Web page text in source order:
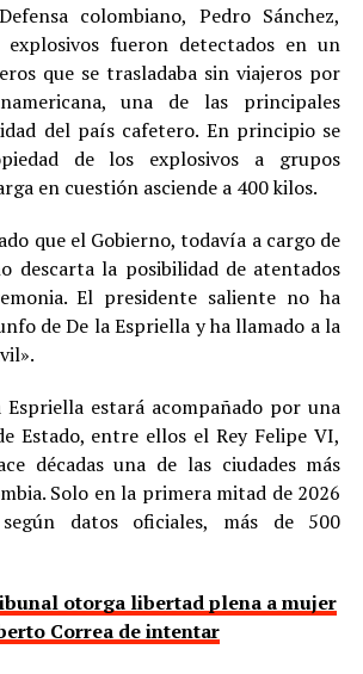
colombiano, Pedro Sánchez,
fueron detectados en un
que se trasladaba sin viajeros por
una de las principales
del país cafetero. En principio se
de los explosivos a grupos
en cuestión asciende a 400 kilos.
que el Gobierno, todavía a cargo de
descarta la posibilidad de atentados
El presidente saliente no ha
de De la Espriella y ha llamado a la
Espriella estará acompañado por una
Estado, entre ellos el Rey Felipe VI,
décadas una de las ciudades más
Solo en la primera mitad de 2026
datos oficiales, más de 500
otorga libertad plena a mujer
Correa de intentar